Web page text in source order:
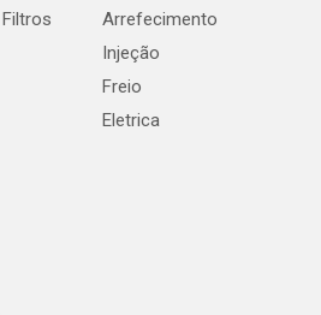
Arrefecimento
Injeção
Freio
Eletrica